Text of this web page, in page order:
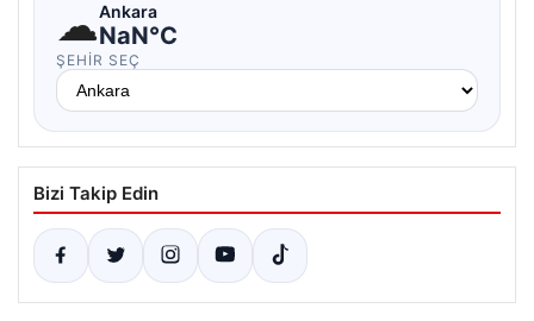
☁Ankara
NaN°C
ŞEHIR SEÇ
Bizi Takip Edin